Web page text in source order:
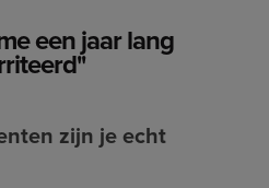
een jaar lang
zijn je echt